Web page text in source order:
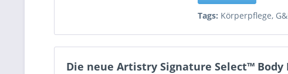
Tags: Körperpflege,
Die neue Artistry Signature Select™